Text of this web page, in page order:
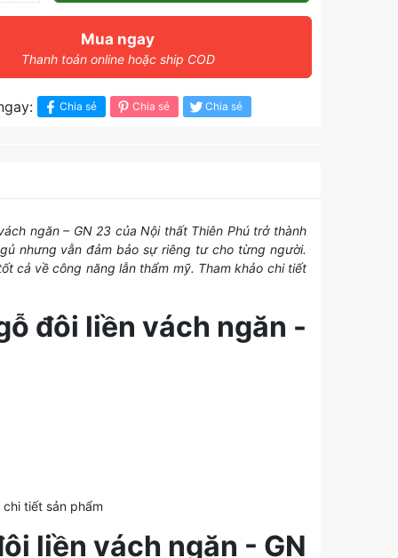
Mua ngay
Thanh toán online hoặc ship COD
Chia sẻ Chia sẻ Chia sẻ
ngăn – GN 23 của Nội thất Thiên Phú trở thành
nhưng vẫn đảm bảo sự riêng tư cho từng người.
cả về công năng lẫn thẩm mỹ. Tham khảo chi tiết
đôi liền vách ngăn -
tiết sản phẩm
liền vách ngăn - GN